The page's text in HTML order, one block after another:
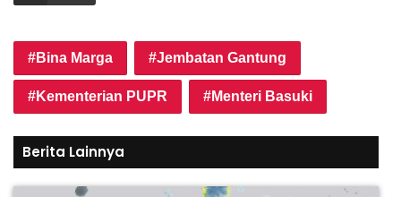
Bina Marga Jembatan Gantung
Kementerian PUPR Menteri Basuki
Berita Lainnya